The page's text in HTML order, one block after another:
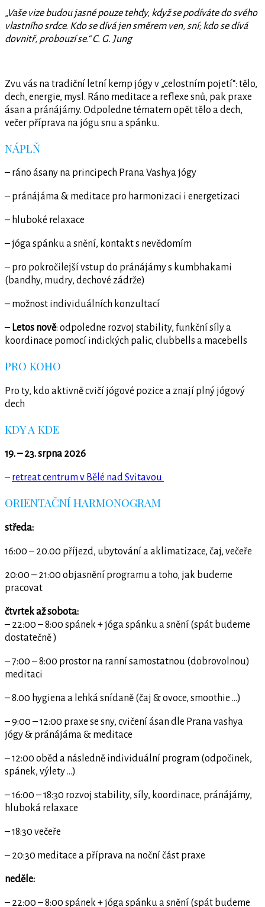
„Vaše vize budou jasné pouze tehdy, když se podíváte do svého
vlastního srdce. Kdo se dívá jen směrem ven, sní; kdo se dívá
dovnitř, probouzí se.“ C. G. Jung
Zvu vás na tradiční letní kemp jógy v „celostním pojetí“: tělo,
dech, energie, mysl. Ráno meditace a reflexe snů, pak praxe
ásan a pránájámy. Odpoledne tématem opět tělo a dech,
večer příprava na jógu snu a spánku.
NÁPLŇ
– ráno ásany ​na principech Prana Vashya jógy
– pránájáma & meditace ​pro harmonizaci i energetizaci
– hluboké relaxace
– jóga spánku a snění, kontakt s nevědomím
– pro pokročilejší vstup do pránájámy s kumbhakami
(bandhy, mudry, dechové zádrže)
– možnost individuálních konzultací
– Letos nově: odpoledne rozvoj stability, funkční síly a
koordinace pomocí indických palic, clubbells a macebells
PRO KOHO
Pro ty, kdo aktivně cvičí jógové pozice a znají plný jógový
dech
KDY A KDE
19. – 23. srpna 2026
– retreat centrum v Bělé nad Svitavou
ORIENTAČNÍ HARMONOGRAM
středa:
16:00 – 20.00 příjezd, ubytování a aklimatizace, čaj, večeře
20:00 – 21:00 objasnění programu a toho, jak budeme
pracovat
čtvrtek až sobota:
– 22:00 – 8:00 spánek + jóga spánku a snění (spát budeme
dostatečně )
– 7:00 – 8:00 prostor na ranní samostatnou (dobrovolnou)
meditaci
– 8.00 hygiena a lehká snídaně (čaj & ovoce, smoothie …)
– 9:00 – 12:00 praxe se sny, cvičení ásan dle Prana vashya
jógy & pránájáma & meditace
– 12:00 oběd a následně individuální program (odpočinek,
spánek, výlety …)
– 16:00 – 18:30 rozvoj stability, síly, koordinace, pránájámy,
hluboká relaxace
– 18:30 večeře
– 20:30 meditace a příprava na noční část praxe
neděle​:
– 22:00 – 8:00 spánek + jóga spánku a snění (spát budeme